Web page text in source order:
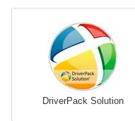
DriverPack Solution